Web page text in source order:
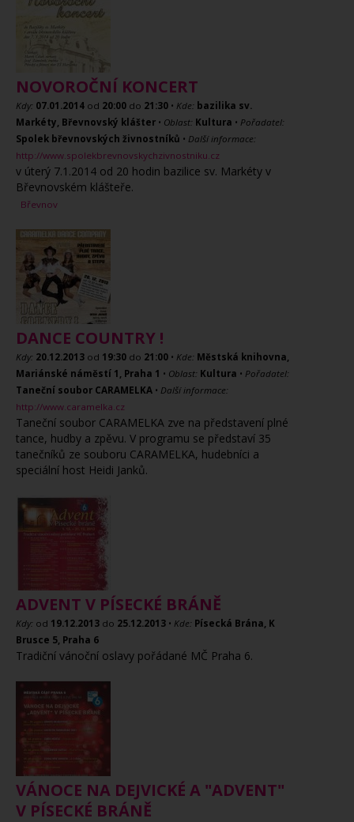
NOVOROČNÍ KONCERT
Kdy: 07.01.2014 od 20:00 do 21:30 • Kde: bazilika sv.
Markéty, Břevnovský klášter • Oblast: Kultura • Pořadatel:
Spolek břevnovských živnostníků • Další informace:
http://www.spolekbrevnovskychzivnostniku.cz
v úterý 7.1.2014 od 20 hodin bazilice sv. Markéty v
Břevnovském klášteře.
Břevnov
DANCE COUNTRY !
Kdy: 20.12.2013 od 19:30 do 21:00 • Kde: Městská knihovna,
Mariánské náměstí 1, Praha 1 • Oblast: Kultura • Pořadatel:
Taneční soubor CARAMELKA • Další informace:
http://www.caramelka.cz
Taneční soubor CARAMELKA zve na představení plné
tance, hudby a zpěvu. V programu se představí 35
tanečníků ze souboru CARAMELKA, hudebníci a
speciální host Heidi Janků.
ADVENT V PÍSECKÉ BRÁNĚ
Kdy: od 19.12.2013 do 25.12.2013 • Kde: Písecká Brána, K
Brusce 5, Praha 6
Tradiční vánoční oslavy pořádané MČ Praha 6.
VÁNOCE NA DEJVICKÉ A "ADVENT"
V PÍSECKÉ BRÁNĚ